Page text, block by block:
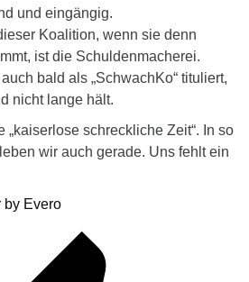
und eingängig.
Koalition, wenn sie denn
ist die Schuldenmacherei.
bald als „SchwachKo“ tituliert,
nicht lange hält.
„kaiserlose schreckliche Zeit“. In so
wir auch gerade. Uns fehlt ein
by Evero